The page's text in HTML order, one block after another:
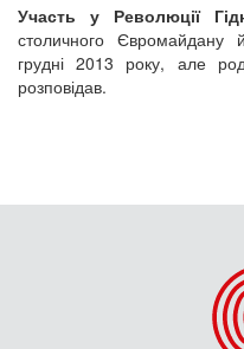
Участь у Революції
столичного
грудні 2013 року, але
розповідав.